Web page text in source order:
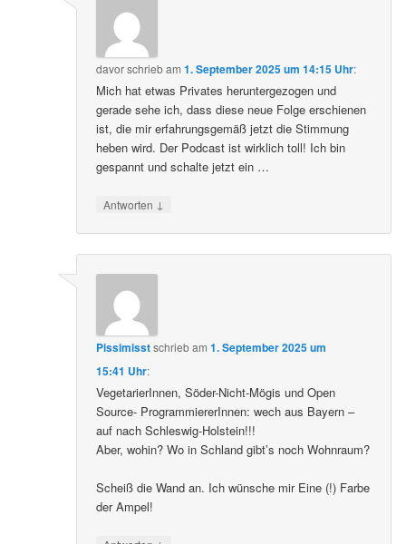
davorschriebam1. September 2025 um 14:15 Uhr:
Mich hat etwas Privates heruntergezogen und
gerade sehe ich, dass diese neue Folge erschienen
ist, die mir erfahrungsgemäß jetzt die Stimmung
heben wird. Der Podcast ist wirklich toll! Ich bin
gespannt und schalte jetzt ein …
Antworten ↓
Pissimisstschriebam1. September 2025 um
15:41 Uhr:
VegetarierInnen, Söder-Nicht-Mögis und Open
Source- ProgrammiererInnen: wech aus Bayern –
auf nach Schleswig-Holstein!!!
Aber, wohin? Wo in Schland gibt’s noch Wohnraum?
Scheiß die Wand an. Ich wünsche mir Eine (!) Farbe
der Ampel!